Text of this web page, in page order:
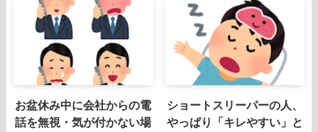
お盆休み中に会社からの電
話を無視・気が付かない場
ショートスリーパーの人、
やっぱり「キレやすい」と